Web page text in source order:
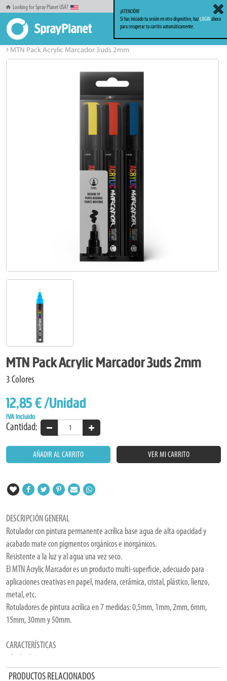
Looking for Spray Planet USA?
Inicio
MTN Acrylic Marcador
MTN Pack Acrylic Marcador 3uds 2mm
MTN Pack Acrylic Marcador 3uds 2mm
3 Colores
12,85 €/Unidad
IVA Incluido
Cantidad:
AÑADIR AL CARRITO VER MI CARRITO
DESCRIPCIÓN GENERAL
Rotulador con pintura permanente acrílica base agua de alta opacidad y
acabado mate con pigmentos orgánicos e inorgánicos.
Resistente a la luz y al agua una vez seco.
El MTN Acrylic Marcador es un producto multi-superficie, adecuado para
aplicaciones creativas en papel, madera, cerámica, cristal, plástico, lienzo,
metal, etc.
Rotuladores de pintura acrílica en 7 medidas: 0,5mm, 1mm, 2mm, 6mm,
15mm, 30mm y 50mm.
CARACTERÍSTICAS
- Acabado mate.
- 17 colores.
PRODUCTOS RELACIONADOS
¡ATENCIÓN!
Si has iniciado tu sesión en otro dispositivo, hazLOGINahora
para recuperar tu carrito automáticamente.